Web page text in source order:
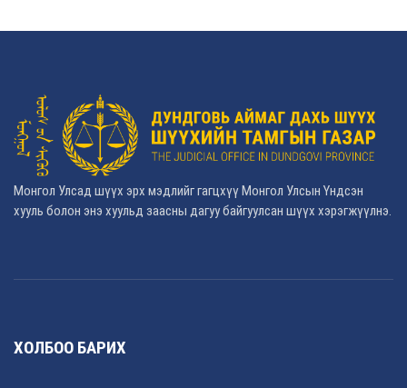
Монгол Улсад шүүх эрх мэдлийг гагцхүү Монгол Улсын Үндсэн
хууль болон энэ хуульд заасны дагуу байгуулсан шүүх хэрэгжүүлнэ.
ХОЛБОО БАРИХ